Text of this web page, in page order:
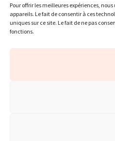
Pour offrir les meilleures expériences,
appareils. Le fait de consentir à ces
uniques sur ce site. Le fait de ne pas
fonctions.